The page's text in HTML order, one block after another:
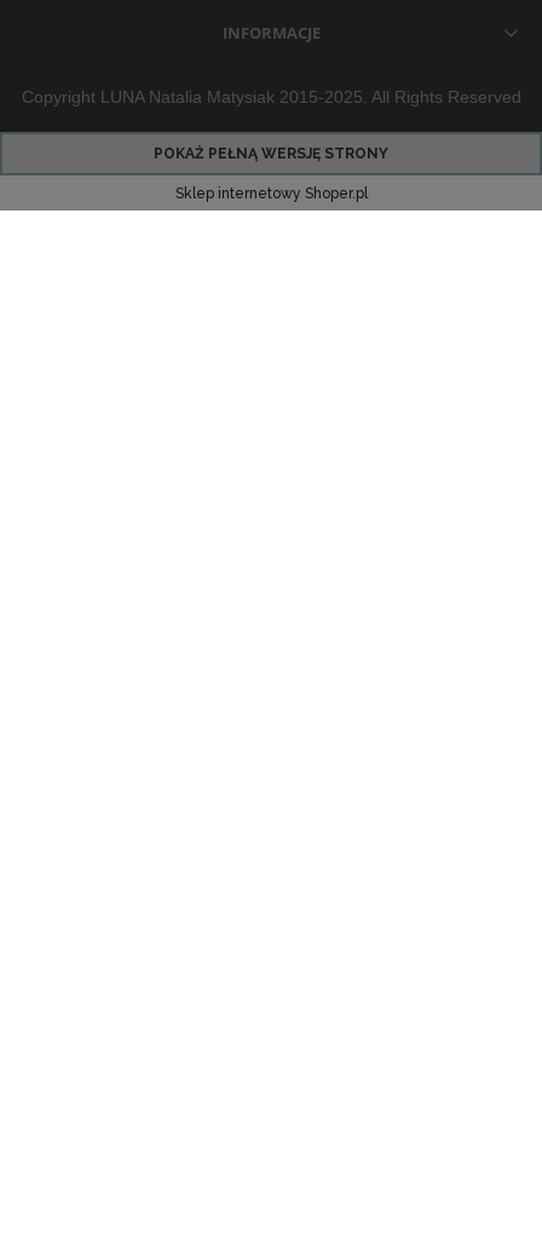
INFORMACJE
Copyright LUNA Natalia Matysiak 2015-2025. All Rights Reserved
POKAŻ PEŁNĄ WERSJĘ STRONY
Sklep internetowy Shoper.pl